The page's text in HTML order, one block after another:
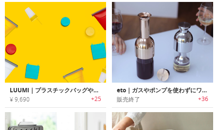
LUUMI｜プラスチックバッグやカップの替わりに繰り返し使用可能なシリコンバッグ/蓋「ルーミ」
¥ 9,690 +25
eto｜ガスやポンプを使わずにワインの風味を1週間フレッシュに保てるデキャンタ「エトー」
販売終了 +36